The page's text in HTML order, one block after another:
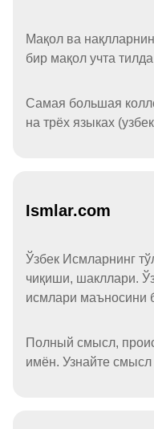
Мақол ва
бир мақол учта
Самая большая
на трёх языках
Ismlar.com
Ўзбек Исмларнинг
чиқиши, шакллари.
исмлари маъносини
Полный смысл,
имён. Узнайте